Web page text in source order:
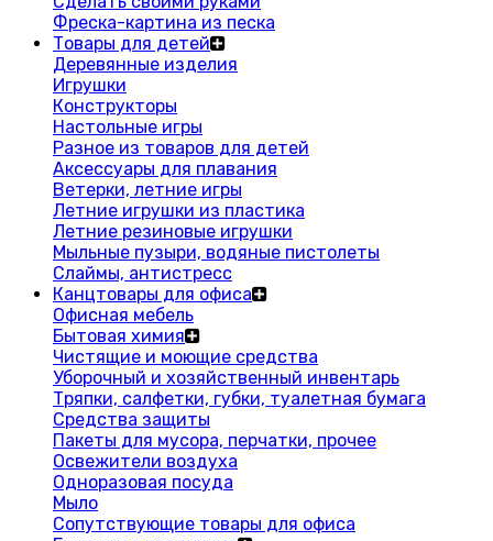
Фреска-картина из песка
Товары для детей
Деревянные изделия
Игрушки
Конструкторы
Настольные игры
Разное из товаров для детей
Аксессуары для плавания
Ветерки, летние игры
Летние игрушки из пластика
Летние резиновые игрушки
Мыльные пузыри, водяные пистолеты
Слаймы, антистресс
Канцтовары для офиса
Офисная мебель
Бытовая химия
Чистящие и моющие средства
Уборочный и хозяйственный инвентарь
Тряпки, салфетки, губки, туалетная бумага
Средства защиты
Пакеты для мусора, перчатки, прочее
Освежители воздуха
Одноразовая посуда
Мыло
Сопутствующие товары для офиса